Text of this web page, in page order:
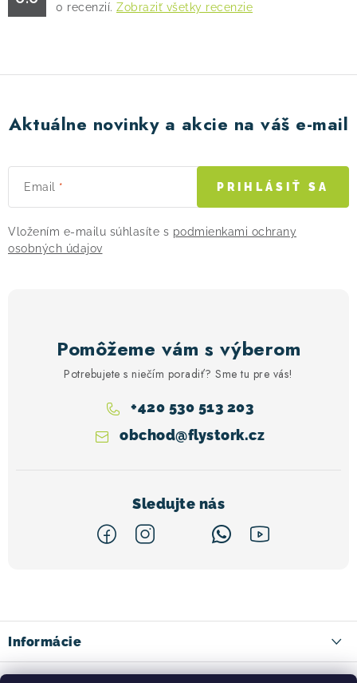
0 recenzií. Zobraziť všetky recenzie
Aktuálne novinky a akcie na váš e-mail
Email
Vložením e-mailu súhlasíte s podmienkami ochrany
osobných údajov
PRIHLÁSIŤ SA
Pomôžeme vám s výberom
Potrebujete s niečím poradiť? Sme tu pre vás!
obchod@flystork.cz
+420 530 513 203
p
ä
t
Informácie
Kontakty